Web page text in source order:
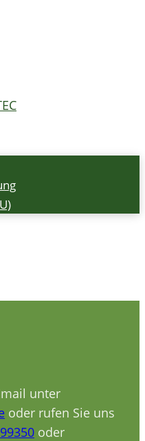
unter
oder rufen Sie uns
oder